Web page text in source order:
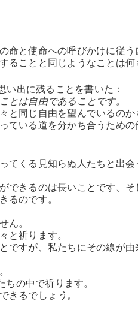
命と使命への呼びかけに従う
ことと同じようなことは何
出に残ることを書いた：
とは自由であることです。
同じ自由を望んでいるのか
ている道を分かち合うための
てくる見知らぬ人たちと出
できるのは長いことです、
るのです。
ん。
と祈ります。
ですが、私たちにその線が由
の中で祈ります。
きるでしょ う。